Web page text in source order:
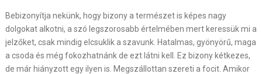
Bebizonyítja nekünk, hogy bizony a természet is képes nagy
dolgokat alkotni, a szó legszorosabb értelmében mert keressük mi a
jelzőket, csak mindig elcsuklik a szavunk. Hatalmas, gyönyörű, maga
a csoda és még fokozhatnánk de ezt látni kell. Ez bizony kétkezes,
de már hiányzott egy ilyen is. Megszállottan szereti a focit. Amikor